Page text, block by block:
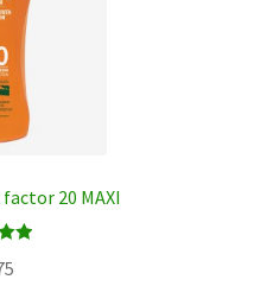
20 MAXI
5